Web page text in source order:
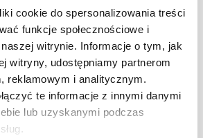
cookie do spersonalizowania treści
funkcje społecznościowe i
witrynie. Informacje o tym, jak
witryny, udostępniamy partnerom
reklamowym i analitycznym.
te informacje z innymi danymi
lub uzyskanymi podczas
wizualizację Państwa
z wyceną. Każde zamówienie
stacjonarnym dostarczymy do 3 dni
całej Polski. W przypadku
czas dostawy wynosi do 5 dni
na terenie całego kraju. Wszystkie
1000 zł dostarczamy gratis
złożenia zamówienia.